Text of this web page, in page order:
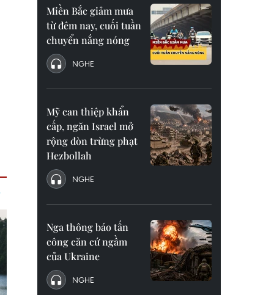
Miền Bắc giảm mưa
từ đêm nay, cuối tuần
chuyển nắng nóng
NGHE
Mỹ can thiệp khẩn
cấp, ngăn Israel mở
rộng đòn trừng phạt
Hezbollah
NGHE
Nga thông báo tấn
công căn cứ ngầm
của Ukraine
NGHE